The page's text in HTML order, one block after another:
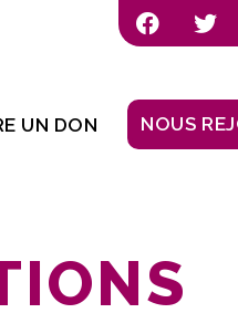
UN DON NOUS